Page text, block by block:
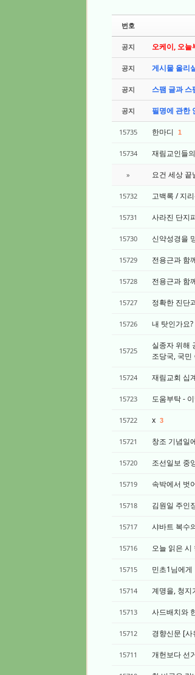
번호
공지 오케이, 오늘
공지 게시물 올리
공지 스팸 글과 스
공지 필명에 관한
15735 한마디 1
15734 재림교인들
» 요건 세상 끝
15732 고백록 / 지
15731 사라진 단지
15730 신약성경을
15729 전용근과 함
15728 전용근과 함
15727 정확한 진단
15726 내 탓인가요?
15725
실종자 위해
조당국, 국민
15724 재림교회 십
15723 도움부탁 -
15722 x 3
15721 창조 기념일
15720 조선일보 중
15719 속박에서 벗
15718 김원일 주인
15717 샤바트 복수
15716 오늘 읽은 시
15715 민초1님에게
15714 계명을, 청지
15713 사드배치와
15712 경향신문 [사
15711 개헌보다 선